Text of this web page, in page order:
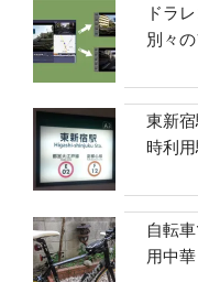
ドラ
別々
東新
時利
自転
用中